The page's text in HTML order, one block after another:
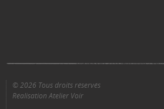
© 2026 Tous droits réservés
Réalisation Atelier Voir